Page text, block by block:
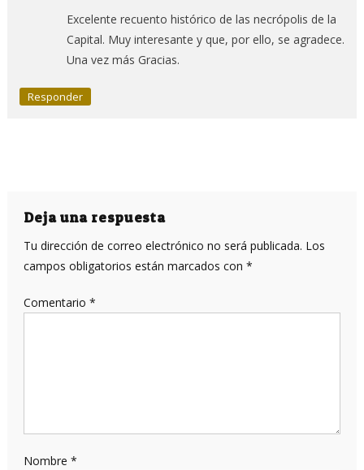
Excelente recuento histórico de las necrópolis de la
Capital. Muy interesante y que, por ello, se agradece.
Una vez más Gracias.
Responder
Deja una respuesta
Tu dirección de correo electrónico no será publicada. Los
campos obligatorios están marcados con *
Comentario *
Nombre *